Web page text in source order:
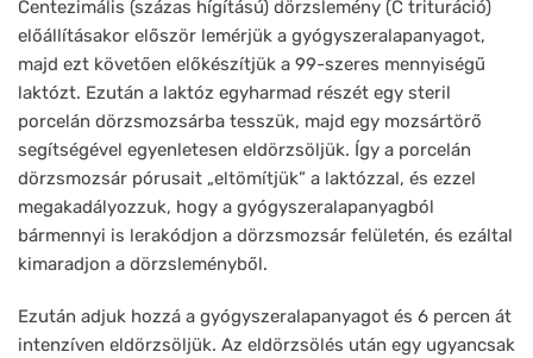
Centezimális (százas hígítású) dörzslemény (C trituráció)
előállításakor először lemérjük a gyógyszeralapanyagot,
majd ezt követően előkészítjük a 99-szeres mennyiségű
laktózt. Ezután a laktóz egyharmad részét egy steril
porcelán dörzsmozsárba tesszük, majd egy mozsártörő
segítségével egyenletesen eldörzsöljük. Így a porcelán
dörzsmozsár pórusait „eltömítjük” a laktózzal, és ezzel
megakadályozzuk, hogy a gyógyszeralapanyagból
bármennyi is lerakódjon a dörzsmozsár felületén, és ezáltal
kimaradjon a dörzsleményből.
Ezután adjuk hozzá a gyógyszeralapanyagot és 6 percen át
intenzíven eldörzsöljük. Az eldörzsölés után egy ugyancsak